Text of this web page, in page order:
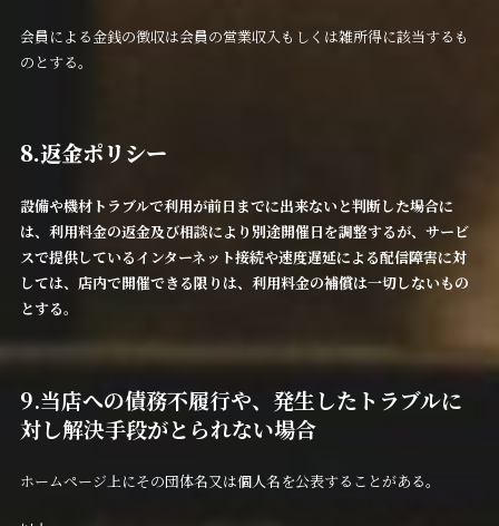
会員による金銭の徴収は会員の営業収入もしくは雑所得に該当するも
のとする。
8.返金ポリシー
設備や機材トラブルで利用が前日までに出来ないと判断した場合に
は、利用料金の返金及び相談により別途開催日を調整するが、サービ
スで提供しているインターネット接続や速度遅延による配信障害に対
しては、店内で開催できる限りは、利用料金の補償は一切しないもの
とする。
9.当店への債務不履行や、発生したトラブルに
対し解決手段がとられない場合
ホームページ上にその団体名又は個人名を公表することがある。